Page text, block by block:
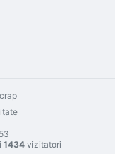
1434vizitatori